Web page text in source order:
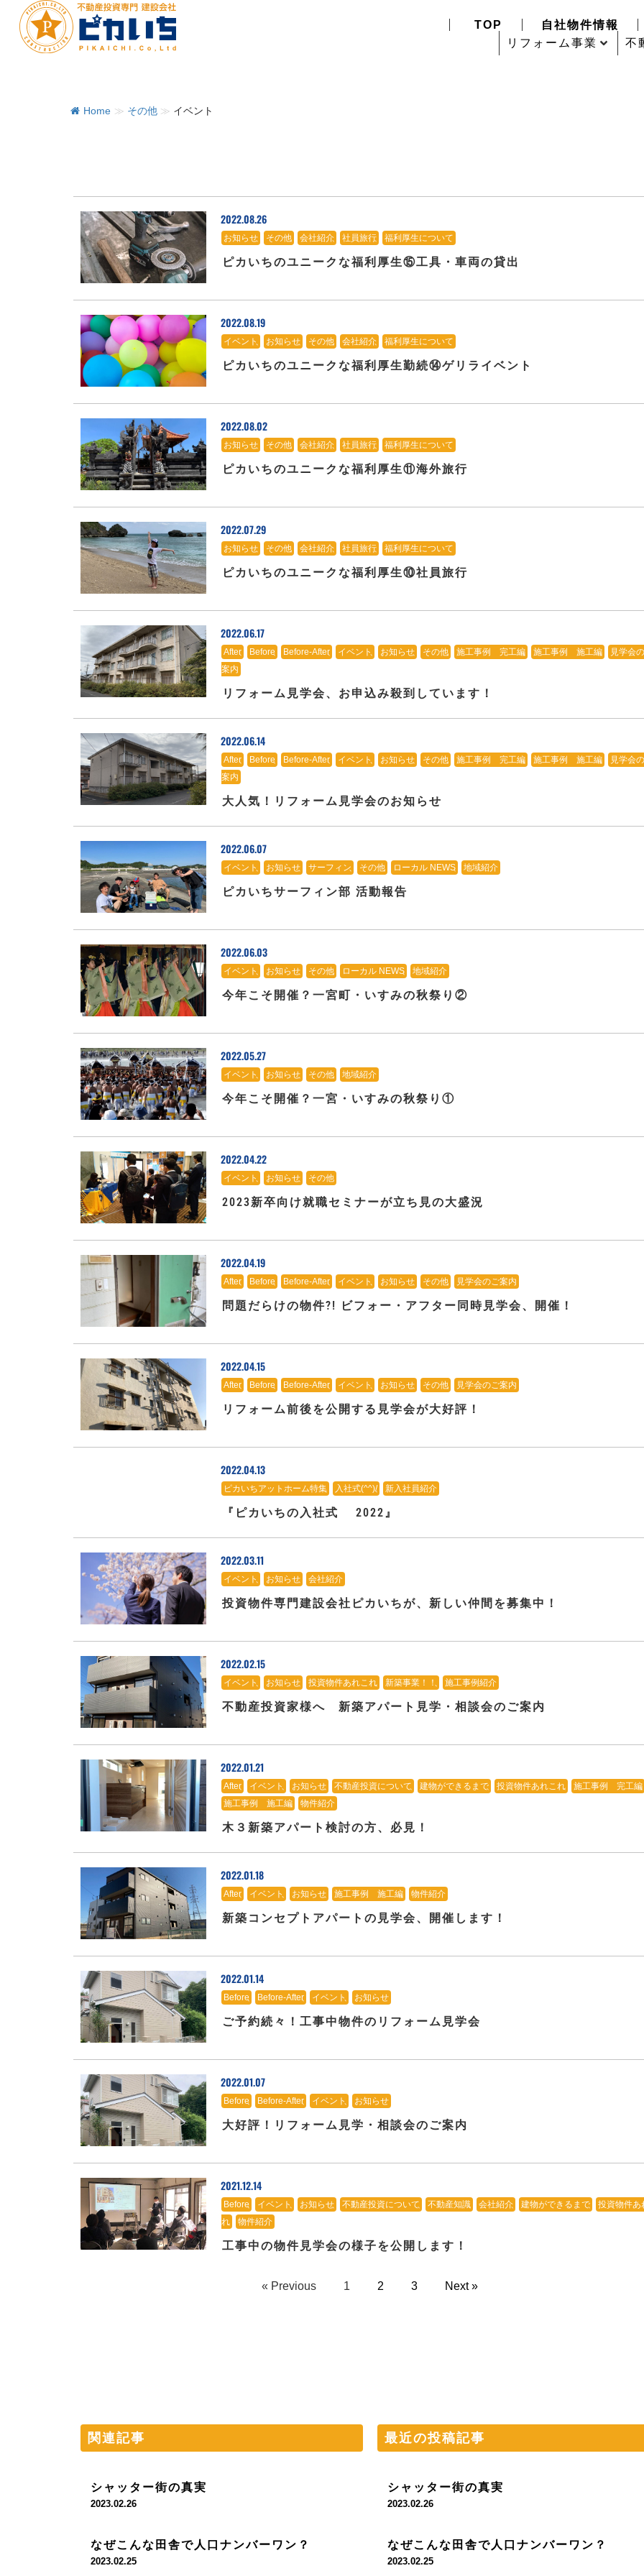
TOP
自社物件情報
リフォーム事業
不
Home ≫ その他 ≫ イベント
2022.08.26
お知らせ、 その他、 会社紹介、 社員旅行、 福利厚生について
ピカいちのユニークな福利厚生⑮工具・車両の貸出
2022.08.19
イベント、 お知らせ、 その他、 会社紹介、 福利厚生について
ピカいちのユニークな福利厚生勤続⑭ゲリライベント
2022.08.02
お知らせ、 その他、 会社紹介、 社員旅行、 福利厚生について
ピカいちのユニークな福利厚生⑪海外旅行
2022.07.29
お知らせ、 その他、 会社紹介、 社員旅行、 福利厚生について
ピカいちのユニークな福利厚生⑩社員旅行
2022.06.17
After、 Before、 Before-After、 イベント、 お知らせ、 その他、 施工事例 完工編、 施工事例 施工編、
見学会
案内
リフォーム見学会、お申込み殺到しています！
2022.06.14
After、 Before、 Before-After、 イベント、 お知らせ、 その他、 施工事例 完工編、 施工事例 施工編、
見学会
案内
大人気！リフォーム見学会のお知らせ
2022.06.07
イベント、 お知らせ、 サーフィン、 その他、 ローカル NEWS、 地域紹介
ピカいちサーフィン部 活動報告
2022.06.03
イベント、 お知らせ、 その他、 ローカル NEWS、 地域紹介
今年こそ開催？一宮町・いすみの秋祭り②
2022.05.27
イベント、 お知らせ、 その他、 地域紹介
今年こそ開催？一宮・いすみの秋祭り①
2022.04.22
イベント、 お知らせ、 その他
2023新卒向け就職セミナーが立ち見の大盛況
2022.04.19
After、 Before、 Before-After、 イベント、 お知らせ、 その他、 見学会のご案内
問題だらけの物件?! ビフォー・アフター同時見学会、開催！
2022.04.15
After、 Before、 Before-After、 イベント、 お知らせ、 その他、 見学会のご案内
リフォーム前後を公開する見学会が大好評！
2022.04.13
ピカいちアットホーム特集、 入社式(^^)/、 新入社員紹介
『ピカいちの入社式 2022』
2022.03.11
イベント、 お知らせ、 会社紹介
投資物件専門建設会社ピカいちが、新しい仲間を募集中！
2022.02.15
イベント、 お知らせ、 投資物件あれこれ、 新築事業！！、 施工事例紹介
不動産投資家様へ 新築アパート見学・相談会のご案内
2022.01.21
After、 イベント、 お知らせ、 不動産投資について、 建物ができるまで、 投資物件あれこれ、 施工事例 完工編
施工事例 施工編、 物件紹介
木３新築アパート検討の方、必見！
2022.01.18
After、 イベント、 お知らせ、 施工事例 施工編、 物件紹介
新築コンセプトアパートの見学会、開催します！
2022.01.14
Before、 Before-After、 イベント、 お知らせ
ご予約続々！工事中物件のリフォーム見学会
2022.01.07
Before、 Before-After、 イベント、 お知らせ
大好評！リフォーム見学・相談会のご案内
2021.12.14
Before、 イベント、 お知らせ、 不動産投資について、 不動産知識、 会社紹介、 建物ができるまで、
投資物件あ
れ、 物件紹介
工事中の物件見学会の様子を公開します！
« Previous 1 2 3 Next »
関連記事
シャッター街の真実
2023.02.26
なぜこんな田舎で人口ナンバーワン？
2023.02.25
最近の投稿記事
シャッター街の真実
2023.02.26
なぜこんな田舎で人口ナンバーワン？
2023.02.25